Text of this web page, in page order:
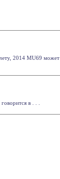
2014 MU69 может
в . . .